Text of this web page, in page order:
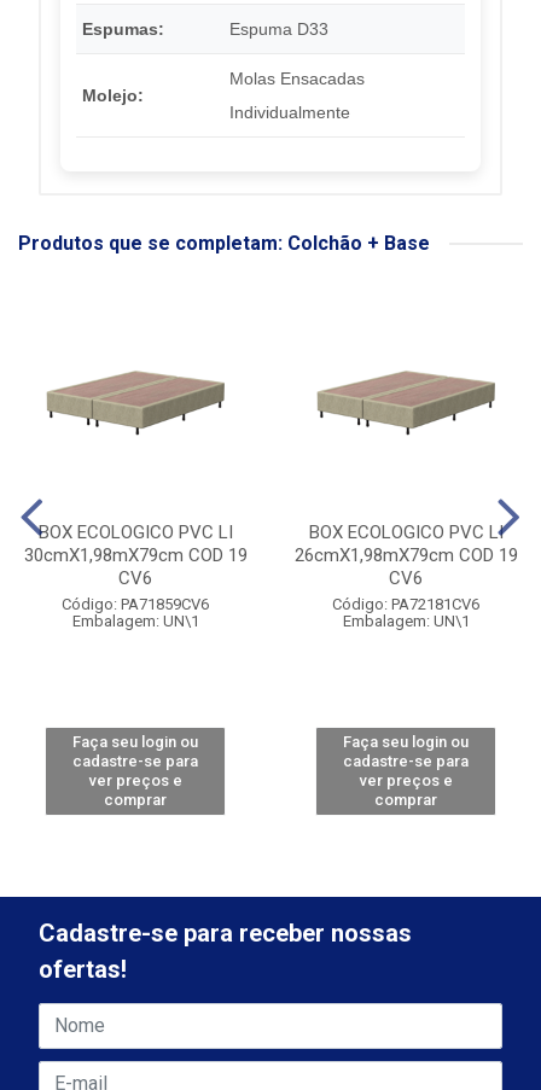
Espumas: Espuma D33
Molejo:
Molas Ensacadas
Individualmente
Produtos que se completam: Colchão + Base
BOX ECOLOGICO PVC LI
30cmX1,98mX79cm COD 19
CV6
Código: PA71859CV6
Embalagem: UN\1
Faça seu login ou
cadastre-se para
ver preços e
comprar
BOX ECOLOGICO PVC LI
26cmX1,98mX79cm COD 19
CV6
Código: PA72181CV6
Embalagem: UN\1
Faça seu login ou
cadastre-se para
ver preços e
comprar
Cadastre-se para receber nossas
ofertas!